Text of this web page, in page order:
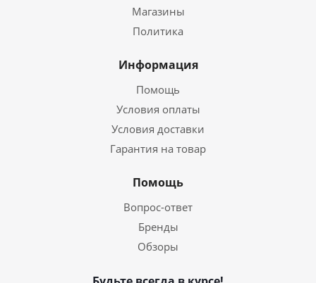
Магазины
Политика
Информация
Помощь
Условия оплаты
Условия доставки
Гарантия на товар
Помощь
Вопрос-ответ
Бренды
Обзоры